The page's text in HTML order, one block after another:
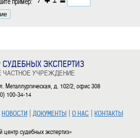
ЭКСПЕРТИЗ
ЧАСТНОЕ УЧРЕЖДЕНИЕ
Металлургическая, д. 102/2, офис 308
100-34-14
НОВОСТИ | ДОКУМЕНТЫ | О НАС | КОНТАКТЫ
судебных экспертиз»